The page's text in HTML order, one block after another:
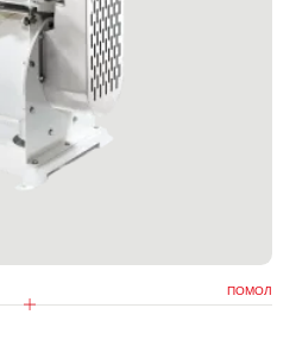
ПОМОЛ